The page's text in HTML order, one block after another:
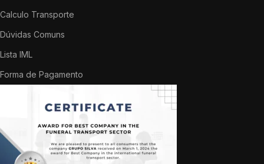
Calculo Transporte
Dúvidas Comuns
Lista IML
Forma de Pagamento